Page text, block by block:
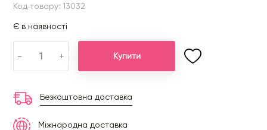
Код товару: 13032
Є в наявності
- + Купити
Безкоштовна доставка
Міжнародна доставка